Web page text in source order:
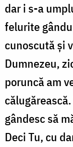
dar i s-a
felurite
cunoscută și
Dumnezeu,
poruncă am
gândesc să
Deci Tu, cu